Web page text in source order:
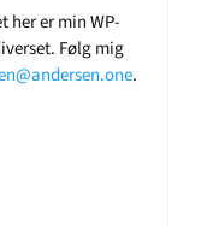
her er min WP-
Følg mig
.